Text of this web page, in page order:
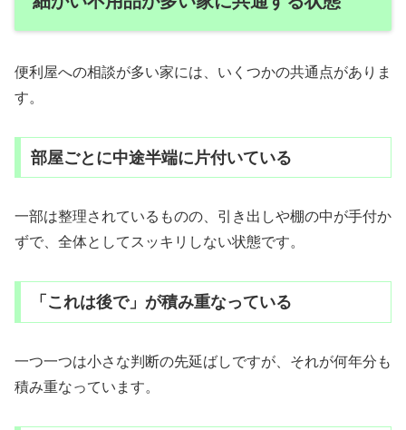
便利屋への相談が多い家には、いくつかの共通点がありま
す。
部屋ごとに中途半端に片付いている
一部は整理されているものの、引き出しや棚の中が手付か
ずで、全体としてスッキリしない状態です。
「これは後で」が積み重なっている
一つ一つは小さな判断の先延ばしですが、それが何年分も
積み重なっています。